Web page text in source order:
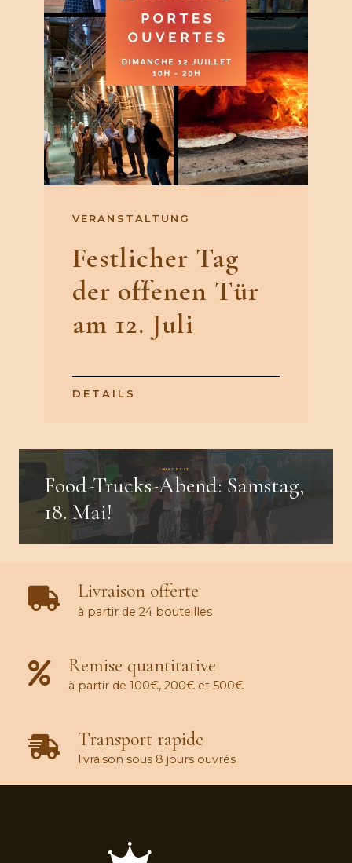
VERANSTALTUNG
Festlicher Tag
der offenen Tür
am 12. Juli
DETAILS
NEXT POST
Food-Trucks-Abend: Samstag,
18. Mai!
Livraison offerte
à partir de 24 bouteilles
Remise quantitative
à partir de 100€, 200€ et 500€
Transport rapide
livraison sous 8 jours ouvrés